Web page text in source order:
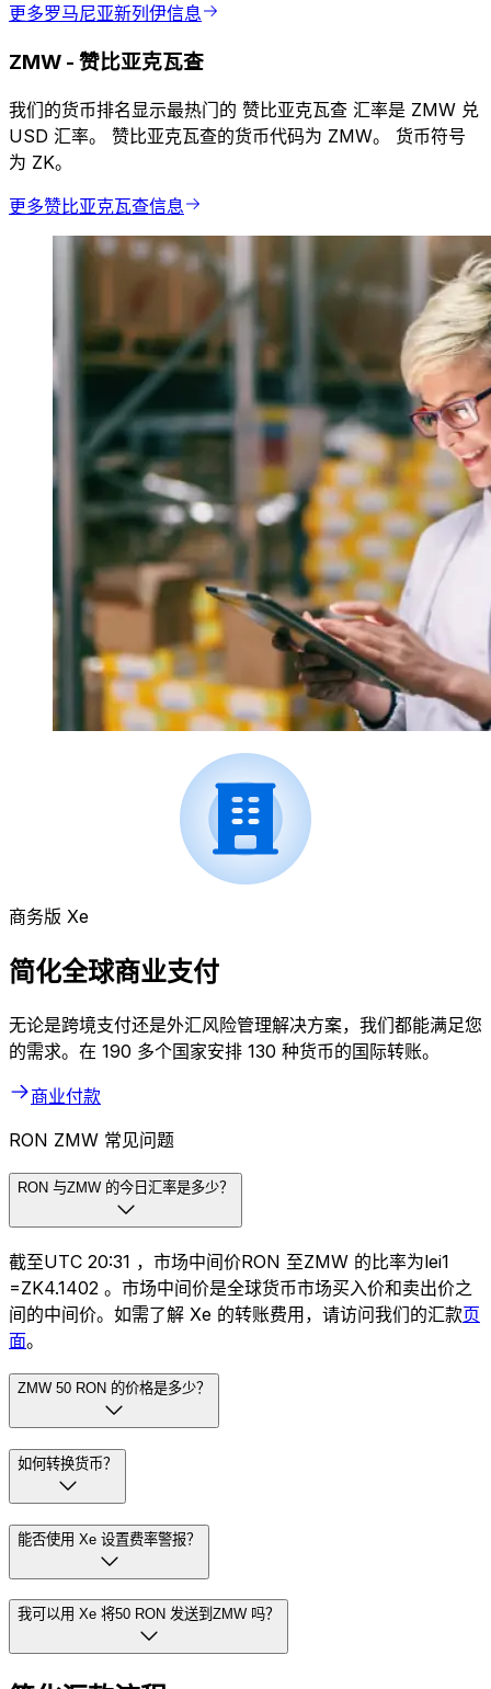
更多罗马尼亚新列伊信息
ZMW - 赞比亚克瓦查
我们的货币排名显示最热门的 赞比亚克瓦查 汇率是 ZMW 兑
USD 汇率。 赞比亚克瓦查的货币代码为 ZMW。 货币符号
为 ZK。
更多赞比亚克瓦查信息
商务版 Xe
简化全球商业支付
无论是跨境支付还是外汇风险管理解决方案，我们都能满足您
的需求。在 190 多个国家安排 130 种货币的国际转账。
商业付款
RON ZMW 常见问题
RON 与ZMW 的今日汇率是多少？
截至UTC 20:31 ，市场中间价RON 至ZMW 的比率为lei1
=ZK4.1402 。市场中间价是全球货币市场买入价和卖出价之
间的中间价。如需了解 Xe 的转账费用，请访问我们的汇款页
面。
ZMW 50 RON 的价格是多少？
如何转换货币？
能否使用 Xe 设置费率警报？
我可以用 Xe 将50 RON 发送到ZMW 吗？